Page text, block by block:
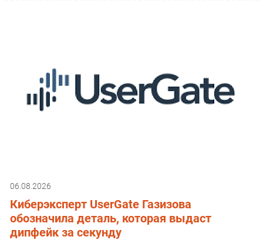
06.08.2026
Киберэксперт UserGate Газизова
обозначила деталь, которая выдаст
дипфейк за секунду